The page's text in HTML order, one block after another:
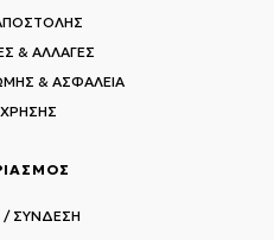
& ΑΛΛΑΓΕΣ
& ΑΣΦΑΛΕΙΑ
/ ΣΥΝΔΕΣΗ